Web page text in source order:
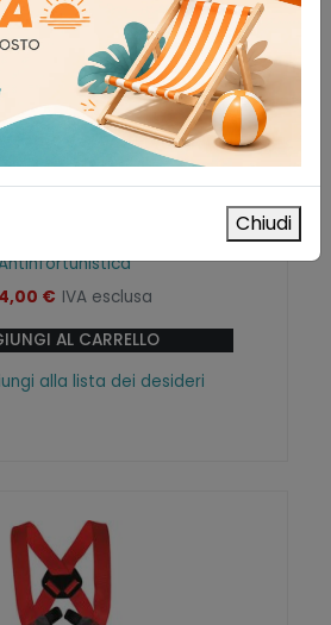
recupero per treppiede
€ IVA esclusa
AL CARRELLO
alla lista dei desideri
Chiudi